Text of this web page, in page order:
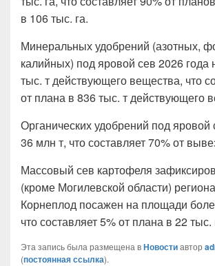
в 106 тыс. га.
Минеральных удобрений (азотных,
калийных) под яровой сев 2026 года
тыс. т действующего вещества, что
от плана в 836 тыс. т действующего
Органических удобрений под яровой
36 млн т, что составляет 70% от
Массовый сев картофеля
(кроме Могилевской области)
Корнеплод посажен на площади
что составляет 5% от плана в 22 тыс.
Эта запись была размещена вНовостиавтор
(постоянная ссылка).